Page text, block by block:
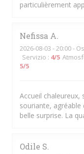
particulièrement
Nefissa A
2026-08-03 - 20:00 -
Servizio : 4/5
5/5
Accueil chaleureux,
souriante,
belle surprise. La
Odile S